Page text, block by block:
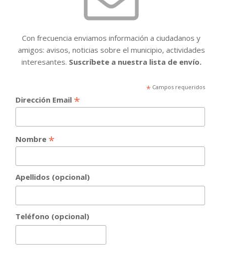
Con frecuencia enviamos información a ciudadanos y
amigos: avisos, noticias sobre el municipio, actividades
interesantes. Suscríbete a nuestra lista de envío.
* Campos requeridos
Dirección Email *
Nombre *
Apellidos (opcional)
Teléfono (opcional)